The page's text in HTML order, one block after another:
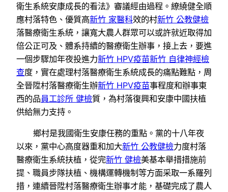
衛生系統安康成長的看法》審議經由過程。繚繞健全順
應村落特色、優質高新竹 家醫科效的村新竹 公教健檢
落醫療衛生系統，讓寬大農人群眾可以或許就近取得加
倍公正可及、體系持續的醫療衛生辦事，接上去，要進
一個步驟加年夜投進力新竹 HPV疫苗新竹 自律神經檢
查度，實在處理村落醫療衛生系統成長的痛點難點，周
全晉陞村落醫療衛生辦新竹 HPV疫苗事程度和辦事東
西的品員工診所 健檢質，為村落復興和安康中國扶植
供給無力支持。
鄉村是我國衛生安康任務的重點。黨的十八年夜
以來，黨中心高度器重和加大新竹 公教健檢力度村落
醫療衛生系統扶植，從完新竹 健檢美基本舉措措施前
提、職員步隊扶植、機構運轉機制等方面采取一系羅列
措，連續晉陞村落醫療衛生辦事才能，基礎完成了農人